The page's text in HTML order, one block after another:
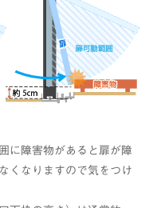
に障害物があると扉が障
くなりますので気をつけ